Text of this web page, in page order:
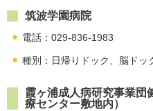
筑波学園病院
電話：029-836-1983
種別：日帰りドック、脳ドッ
霞ヶ浦成人病研究事業団
療センター敷地内）